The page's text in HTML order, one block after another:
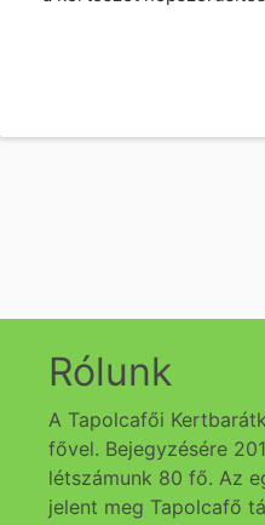
Rólunk
A Tapolcafői
fővel. Bejegyzésére
létszámunk 80 fő. Az
jelent meg Tapolcafő